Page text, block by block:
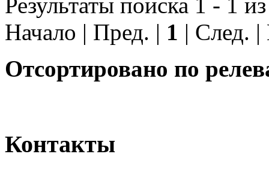
Начало | Пред. | 1 | След.
Отсортировано по
Контакты